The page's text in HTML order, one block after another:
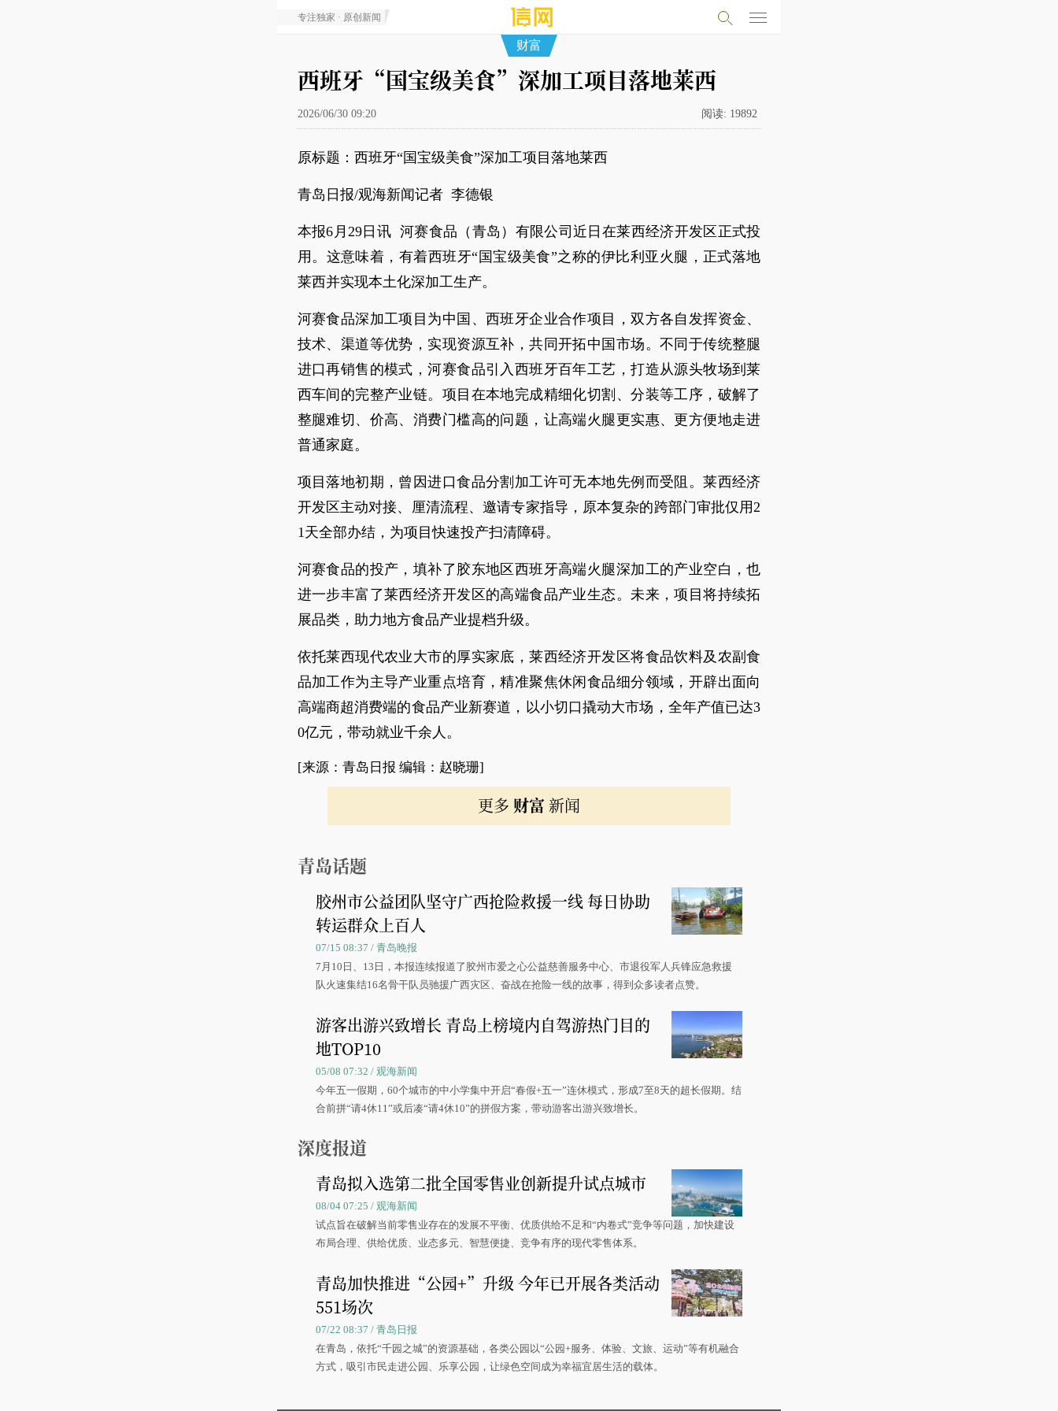
专注独家 · 原创新闻
财富
西班牙“国宝级美食”深加工项目落地莱西
2026/06/30 09:20 阅读: 19892
原标题：西班牙“国宝级美食”深加工项目落地莱西
青岛日报/观海新闻记者 李德银
本报6月29日讯 河赛食品（青岛）有限公司近日在莱西经济开发区正式投
用。这意味着，有着西班牙“国宝级美食”之称的伊比利亚火腿，正式落地
莱西并实现本土化深加工生产。
河赛食品深加工项目为中国、西班牙企业合作项目，双方各自发挥资金、
技术、渠道等优势，实现资源互补，共同开拓中国市场。不同于传统整腿
进口再销售的模式，河赛食品引入西班牙百年工艺，打造从源头牧场到莱
西车间的完整产业链。项目在本地完成精细化切割、分装等工序，破解了
整腿难切、价高、消费门槛高的问题，让高端火腿更实惠、更方便地走进
普通家庭。
项目落地初期，曾因进口食品分割加工许可无本地先例而受阻。莱西经济
开发区主动对接、厘清流程、邀请专家指导，原本复杂的跨部门审批仅用2
1天全部办结，为项目快速投产扫清障碍。
河赛食品的投产，填补了胶东地区西班牙高端火腿深加工的产业空白，也
进一步丰富了莱西经济开发区的高端食品产业生态。未来，项目将持续拓
展品类，助力地方食品产业提档升级。
依托莱西现代农业大市的厚实家底，莱西经济开发区将食品饮料及农副食
品加工作为主导产业重点培育，精准聚焦休闲食品细分领域，开辟出面向
高端商超消费端的食品产业新赛道，以小切口撬动大市场，全年产值已达3
0亿元，带动就业千余人。
[来源：青岛日报 编辑：赵晓珊]
更多 财富 新闻
青岛话题
胶州市公益团队坚守广西抢险救援一线 每日协助
转运群众上百人
07/15 08:37 / 青岛晚报
7月10日、13日，本报连续报道了胶州市爱之心公益慈善服务中心、市退役军人兵锋应急救援
队火速集结16名骨干队员驰援广西灾区、奋战在抢险一线的故事，得到众多读者点赞。
游客出游兴致增长 青岛上榜境内自驾游热门目的
地TOP10
05/08 07:32 / 观海新闻
今年五一假期，60个城市的中小学集中开启“春假+五一”连休模式，形成7至8天的超长假期。结
合前拼“请4休11”或后凑“请4休10”的拼假方案，带动游客出游兴致增长。
深度报道
青岛拟入选第二批全国零售业创新提升试点城市
08/04 07:25 / 观海新闻
试点旨在破解当前零售业存在的发展不平衡、优质供给不足和“内卷式”竞争等问题，加快建设
布局合理、供给优质、业态多元、智慧便捷、竞争有序的现代零售体系。
青岛加快推进“公园+”升级 今年已开展各类活动
551场次
07/22 08:37 / 青岛日报
在青岛，依托“千园之城”的资源基础，各类公园以“公园+服务、体验、文旅、运动”等有机融合
方式，吸引市民走进公园、乐享公园，让绿色空间成为幸福宜居生活的载体。